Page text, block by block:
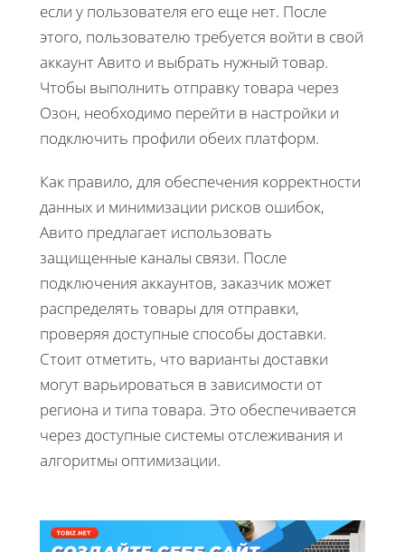
если у пользователя его еще нет. После
этого, пользователю требуется войти в свой
аккаунт Авито и выбрать нужный товар.
Чтобы выполнить отправку товара через
Озон, необходимо перейти в настройки и
подключить профили обеих платформ.
Как правило, для обеспечения корректности
данных и минимизации рисков ошибок,
Авито предлагает использовать
защищенные каналы связи. После
подключения аккаунтов, заказчик может
распределять товары для отправки,
проверяя доступные способы доставки.
Стоит отметить, что варианты доставки
могут варьироваться в зависимости от
региона и типа товара. Это обеспечивается
через доступные системы отслеживания и
алгоритмы оптимизации.